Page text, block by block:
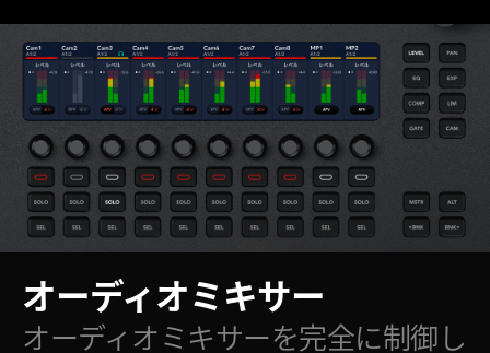
オーディオミキサー
オーディオミキサーを完全に制御し